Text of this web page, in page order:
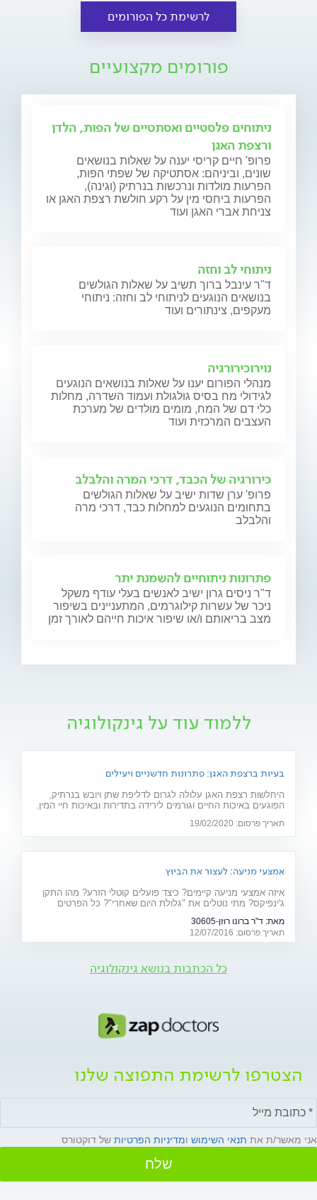
לרשימת כל הפורומים
פורומים מקצועיים
ניתוחים פלסטיים ואסתטיים של הפות, הלדן
ורצפת האגן
פרופ' חיים קריסי יענה על שאלות בנושאים
שונים, וביניהם: אסתטיקה של שפתי הפות,
הפרעות מולדות ונרכשות בנרתיק (וגינה),
הפרעות ביחסי מין על רקע חולשת רצפת האגן או
צניחת אברי האגן ועוד
ניתוחי לב וחזה
ד"ר עינבל ברוך תשיב על שאלות הגולשים
בנושאים הנוגעים לניתוחי לב וחזה: ניתוחי
מעקפים, צינתורים ועוד
נוירוכירורגיה
מנהלי הפורום יענו על שאלות בנושאים הנוגעים
לגידולי מח בסיס גולגולת ועמוד השדרה, מחלות
כלי דם של המח, מומים מולדים של מערכת
העצבים המרכזית ועוד
כירורגיה של הכבד, דרכי המרה והלבלב
פרופ' ערן שדות ישיב על שאלות הגולשים
בתחומים הנוגעים למחלות כבד, דרכי מרה
והלבלב
פתרונות ניתוחיים להשמנת יתר
ד"ר ניסים גרון ישיב לאנשים בעלי עודף משקל
ניכר של עשרות קילוגרמים, המתעניינים בשיפור
מצב בריאותם ו/או שיפור איכות חייהם לאורך זמן
ללמוד עוד על גינקולוגיה
בעיות ברצפת האגן: פתרונות חדשניים ויעילים
היחלשות רצפת האגן עלולה לגרום לדליפת שתן ויובש בנרתיק,
הפוגעים באיכות החיים וגורמים לירידה בתדירות ובאיכות חיי המין.
אלקטרומגנטי ולייזר וגינלי
תאריך פרסום: 19/02/2020
אמצעי מניעה: לעצור את הביוץ
איזה אמצעי מניעה קיימים? כיצד פועלים קוטלי הזרע? מהו התקן
ג'ינפיקס? מתי נוטלים את "גלולת היום שאחרי"? כל הפרטים
מאת: ד"ר ברונו רוזן-30605
תאריך פרסום: 12/07/2016
כל הכתבות בנושא גינקולוגיה
הצטרפו לרשימת התפוצה שלנו
אני מאשר/ת את תנאי השימוש ומדיניות הפרטיות של דוקטורס
שלח